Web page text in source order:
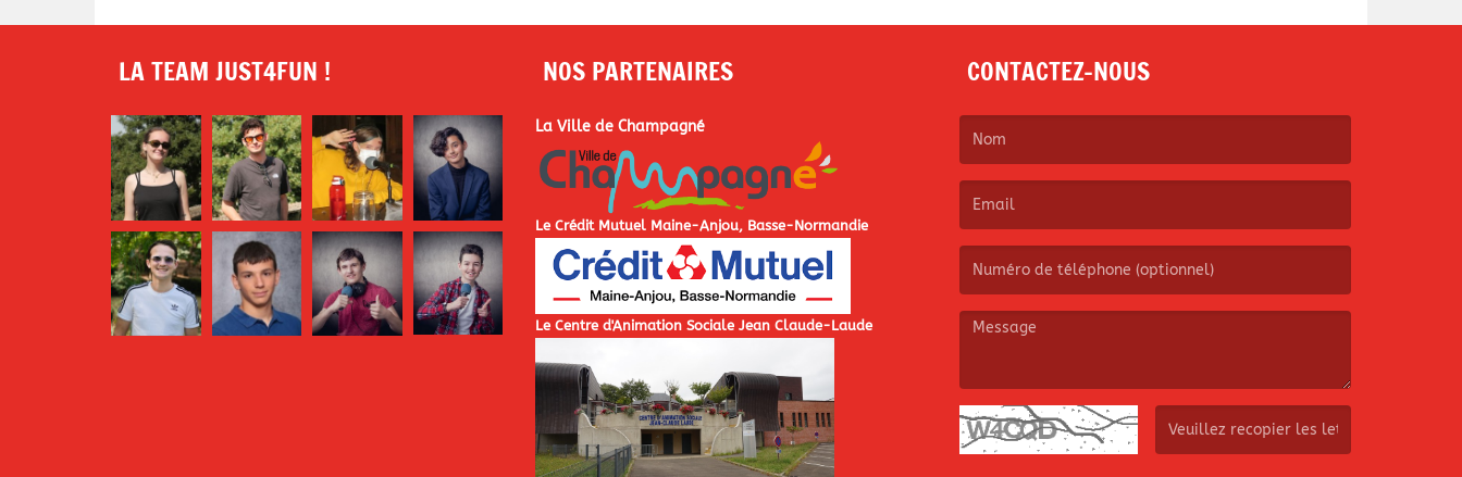
LA TEAM JUST4FUN ! NOS PARTENAIRES
La Ville de Champagné
Le Crédit Mutuel Maine-Anjou, Basse-Normandie
Le Centre d'Animation Sociale Jean Claude-Laude
CONTACTEZ-NOUS